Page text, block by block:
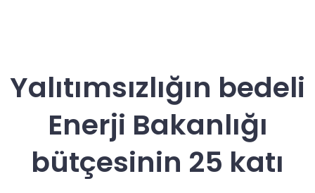
Yalıtımsızlığın bedeli
Enerji Bakanlığı
bütçesinin 25 katı